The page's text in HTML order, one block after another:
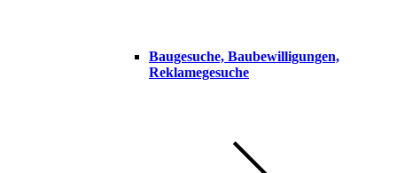
Baugesuche, Baubewilligungen,
Reklamegesuche